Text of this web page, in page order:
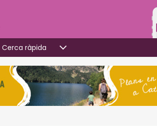
Cerca ràpida